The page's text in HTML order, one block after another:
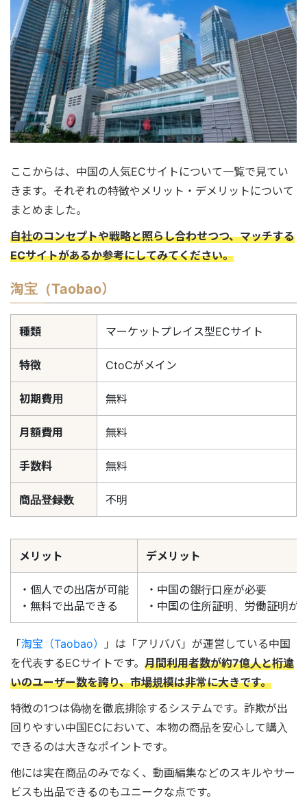
ここからは、中国の人気ECサイトについて一覧で見てい
きます。それぞれの特徴やメリット・デメリットについて
まとめました。
自社のコンセプトや戦略と照らし合わせつつ、マッチする
ECサイトがあるか参考にしてみてください。
淘宝（Taobao）
種類 マーケットプレイス型ECサイト
特徴 CtoCがメイン
初期費用 無料
月額費用 無料
手数料 無料
商品登録数 不明
メリット デメリット
・個人での出店が可能
・無料で出品できる
・中国の銀行口座が必要
・中国の住所証明、労働証明が
「淘宝（Taobao）
」は「アリババ」が運営している中国
を代表するECサイトです。 月間利用者数が約7億人と桁違
いのユーザー数を誇り、市場規模は非常に大きです。
特徴の1つは偽物を徹底排除するシステムです。詐欺が出
回りやすい中国ECにおいて、本物の商品を安心して購入
できるのは大きなポイントです。
他には実在商品のみでなく、動画編集などのスキルやサー
ビスも出品できるのもユニークな点です。